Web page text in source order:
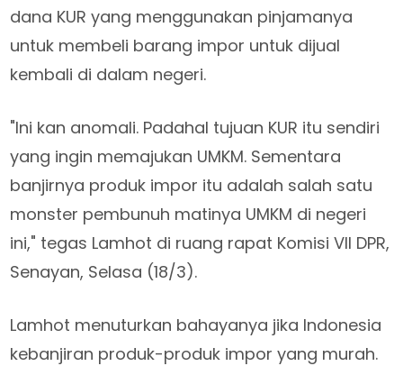
dana KUR yang menggunakan pinjamanya
untuk membeli barang impor untuk dijual
kembali di dalam negeri.
"Ini kan anomali. Padahal tujuan KUR itu sendiri
yang ingin memajukan UMKM. Sementara
banjirnya produk impor itu adalah salah satu
monster pembunuh matinya UMKM di negeri
ini," tegas Lamhot di ruang rapat Komisi VII DPR,
Senayan, Selasa (18/3).
Lamhot menuturkan bahayanya jika Indonesia
kebanjiran produk-produk impor yang murah.